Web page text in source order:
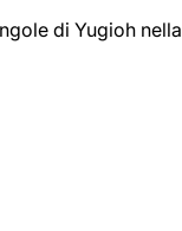
di Yugioh